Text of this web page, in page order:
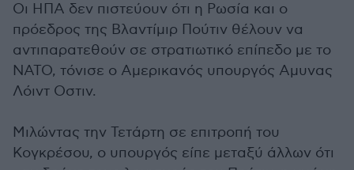
Οι ΗΠΑ δεν πιστεύουν ότι η Ρωσία και ο
πρόεδρος της Βλαντίμιρ Πούτιν θέλουν να
αντιπαρατεθούν σε στρατιωτικό επίπεδο με το
ΝΑΤΟ, τόνισε ο Αμερικανός υπουργός Αμυνας
Λόιντ Οστιν.
Μιλώντας την Τετάρτη σε επιτροπή του
Κογκρέσου, ο υπουργός είπε μεταξύ άλλων ότι